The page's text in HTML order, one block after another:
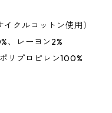
クルコットン使用）
、レーヨン2%
リプロピレン100%